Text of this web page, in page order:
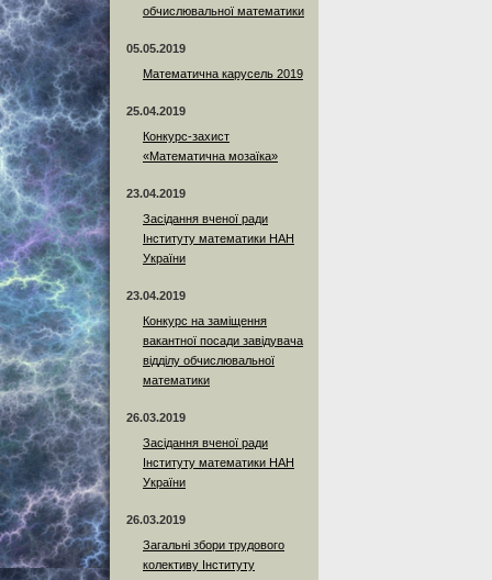
обчислювальної математики
05.05.2019
Математична карусель 2019
25.04.2019
Конкурс-захист
«Математична мозаїка»
23.04.2019
Засідання вченої ради
Інституту математики НАН
України
23.04.2019
Конкурс на заміщення
вакантної посади завідувача
відділу обчислювальної
математики
26.03.2019
Засідання вченої ради
Інституту математики НАН
України
26.03.2019
Загальні збори трудового
колективу Інституту